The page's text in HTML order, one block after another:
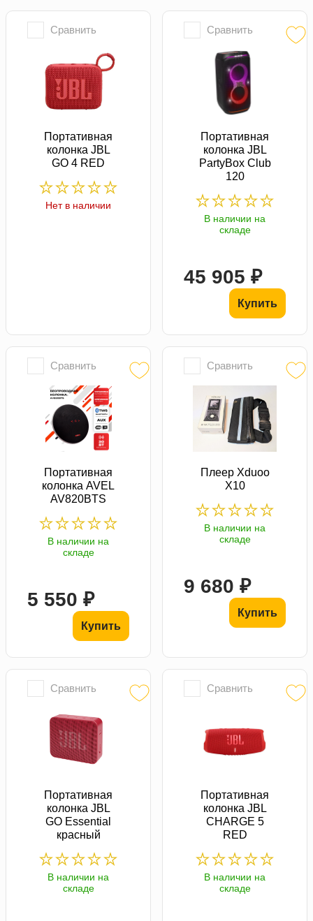
Сравнить
Портативная
колонка JBL
GO 4 RED
Нет в наличии
Сравнить
Портативная
колонка JBL
PartyBox Club
120
В наличии на
складе
45 905 ₽
Купить
Сравнить
Портативная
колонка AVEL
AV820BTS
В наличии на
складе
5 550 ₽
Купить
Сравнить
Плеер Xduoo
X10
В наличии на
складе
9 680 ₽
Купить
Сравнить
Портативная
колонка JBL
GO Essential
красный
В наличии на
складе
Сравнить
Портативная
колонка JBL
CHARGE 5
RED
В наличии на
складе